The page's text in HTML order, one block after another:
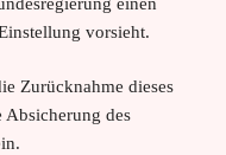
vorsieht.
Zurücknahme dieses
Absicherung des